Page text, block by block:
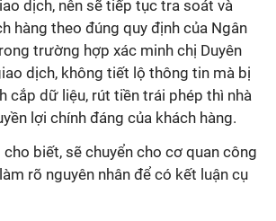
dịch, nên sẽ tiếp tục tra soát và
hàng theo đúng quy định của Ngân
trường hợp xác minh chị Duyên
dịch, không tiết lộ thông tin mà bị
cắp dữ liệu, rút tiền trái phép thì nhà
lợi chính đáng của khách hàng.
biết, sẽ chuyển cho cơ quan công
rõ nguyên nhân để có kết luận cụ